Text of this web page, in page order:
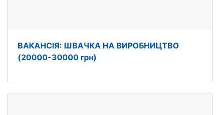
ВАКАНСІЯ: ШВАЧКА НА ВИРОБНИЦТВО
(20000-30000 грн)